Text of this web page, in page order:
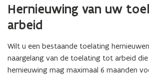
Hernieuwing van uw
arbeid
Wilt u een bestaande toelating
naargelang van de toelating tot arbeid
hernieuwing mag maximaal 6 maanden